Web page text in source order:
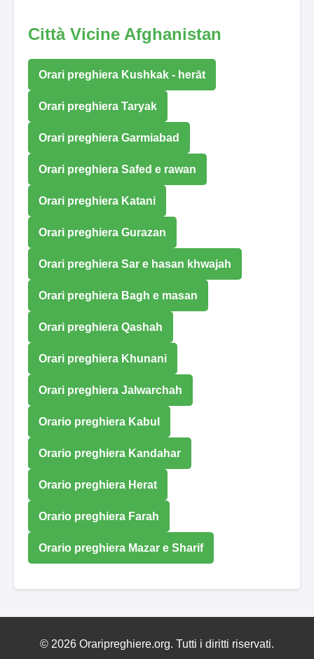
Città Vicine Afghanistan
Orari preghiera Kushkak - herāt
Orari preghiera Taryak
Orari preghiera Garmiabad
Orari preghiera Safed e rawan
Orari preghiera Katani
Orari preghiera Gurazan
Orari preghiera Sar e hasan khwajah
Orari preghiera Bagh e masan
Orari preghiera Qashah
Orari preghiera Khunani
Orari preghiera Jalwarchah
Orario preghiera Kabul
Orario preghiera Kandahar
Orario preghiera Herat
Orario preghiera Farah
Orario preghiera Mazar e Sharif
© 2026 Oraripreghiere.org. Tutti i diritti riservati.